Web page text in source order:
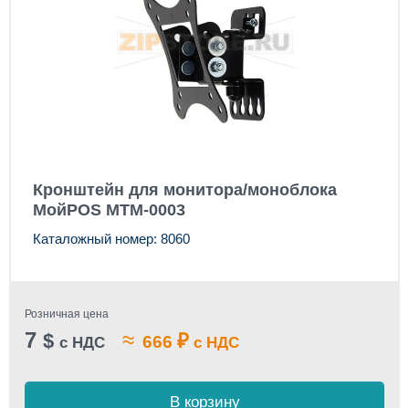
Кронштейн для монитора/моноблока
МойPOS MTM-0003
Каталожный номер: 8060
Розничная цена
7 $ с НДС ≈ 666 ₽ с НДС
В корзину